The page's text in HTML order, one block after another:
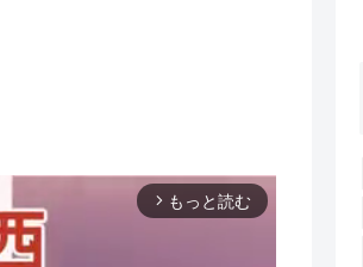
arrow_forward_ios もっと読む